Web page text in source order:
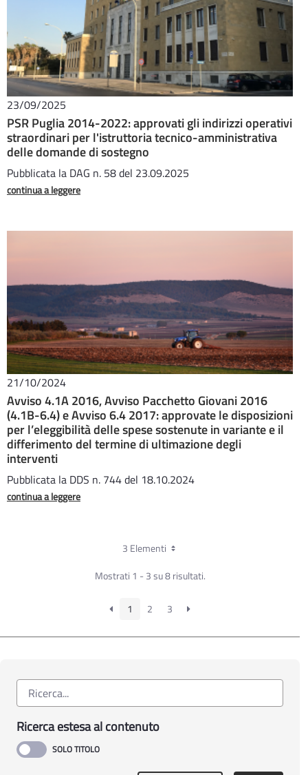
23/09/2025
PSR Puglia 2014-2022: approvati gli indirizzi operativi
straordinari per l'istruttoria tecnico-amministrativa
delle domande di sostegno
Pubblicata la DAG n. 58 del 23.09.2025
continua a leggere
21/10/2024
Avviso 4.1A 2016, Avviso Pacchetto Giovani 2016
(4.1B-6.4) e Avviso 6.4 2017: approvate le disposizioni
per l’eleggibilità delle spese sostenute in variante e il
differimento del termine di ultimazione degli
interventi
Pubblicata la DDS n. 744 del 18.10.2024
continua a leggere
3 Elementi
Mostrati 1 - 3 su 8 risultati.
1 2 3
Ricerca estesa al contenuto